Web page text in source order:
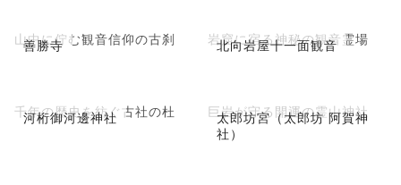
善勝寺
山中に佇む観音信仰の古刹 北向岩屋十一面観音
岩窟に宿る神秘の観音霊場
河桁御河邊神社
千年の歴史を紡ぐ古社の杜
太郎坊宮（太郎坊 阿賀神
社）
巨岩が守る開運の霊山神社